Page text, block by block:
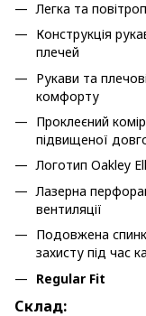
Легка та
Конструкція
плечей
Рукави та
комфорту
Проклеєний
підвищеної
Логотип Oakley
Лазерна
вентиляції
Подовжена
захисту під час
Regular Fit
Склад: